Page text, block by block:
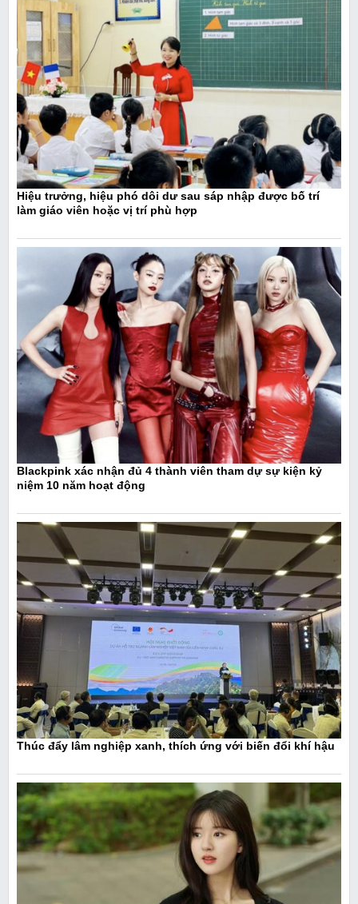
Hiệu trưởng, hiệu phó dôi dư sau sáp nhập được bố trí
làm giáo viên hoặc vị trí phù hợp
Blackpink xác nhận đủ 4 thành viên tham dự sự kiện kỷ
niệm 10 năm hoạt động
Thúc đẩy lâm nghiệp xanh, thích ứng với biến đổi khí hậu